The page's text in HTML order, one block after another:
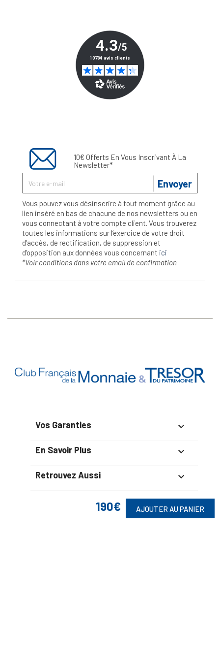
190€ AJOUTER AU PANIER
10€ Offerts En Vous Inscrivant À La
Newsletter*
Envoyer
Vous pouvez vous désinscrire à tout moment grâce au
lien inséré en bas de chacune de nos newsletters ou en
vous connectant à votre compte client. Vous trouverez
toutes les informations sur l’exercice de votre droit
d'accès, de rectification, de suppression et
d'opposition aux données vous concernant ici
*Voir conditions dans votre email de confirmation
Vos Garanties 
En Savoir Plus 
Retrouvez Aussi 